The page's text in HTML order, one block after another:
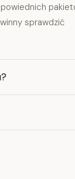
sprawdzić